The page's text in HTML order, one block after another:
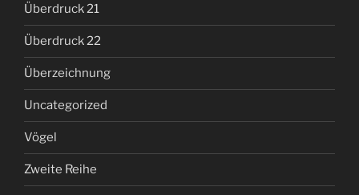
Überdruck 21
Überdruck 22
Überzeichnung
Uncategorized
Vögel
Zweite Reihe